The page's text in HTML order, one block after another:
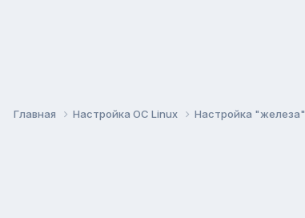
Главная Настройка ОС Linux Настройка "железа"